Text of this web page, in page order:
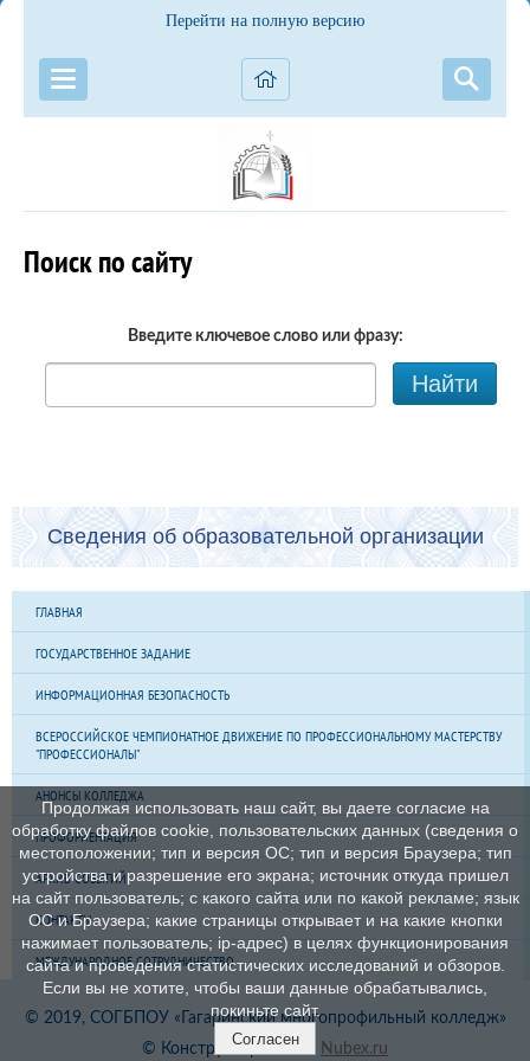
Перейти на полную версию
Поиск по сайту
Введите ключевое слово или фразу:
Найти
Сведения об образовательной организации
ГЛАВНАЯ
ГОСУДАРСТВЕННОЕ ЗАДАНИЕ
ИНФОРМАЦИОННАЯ БЕЗОПАСНОСТЬ
ВСЕРОССИЙСКОЕ ЧЕМПИОНАТНОЕ ДВИЖЕНИЕ ПО ПРОФЕССИОНАЛЬНОМУ МАСТЕРСТВУ
"ПРОФЕССИОНАЛЫ"
АНОНСЫ КОЛЛЕДЖА
ПРОФОРИЕНТАЦИЯ
АРХИВ СОБЫТИЙ
КОНТАКТЫ
МЕЖДУНАРОДНОЕ СОТРУДНИЧЕСТВО
© 2019, СОГБПОУ «Гагаринский многопрофильный колледж»
© Конструктор сайтов
Nubex.ru
Продолжая использовать наш сайт, вы даете согласие на
обработку файлов cookie, пользовательских данных (сведения о
местоположении; тип и версия ОС; тип и версия Браузера; тип
устройства и разрешение его экрана; источник откуда пришел
на сайт пользователь; с какого сайта или по какой рекламе; язык
ОС и Браузера; какие страницы открывает и на какие кнопки
нажимает пользователь; ip-адрес) в целях функционирования
сайта и проведения статистических исследований и обзоров.
Если вы не хотите, чтобы ваши данные обрабатывались,
покиньте сайт.
Согласен